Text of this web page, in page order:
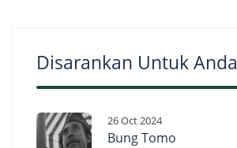
Disarankan Untuk Anda
26 Oct 2024
Bung Tomo